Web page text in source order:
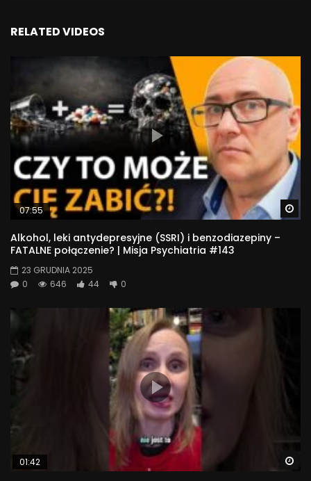
RELATED VIDEOS
07:55
Alkohol, leki antydepresyjne (SSRI) i benzodiazepiny –
FATALNE połączenie? | Misja Psychiatria #143
23 GRUDNIA 2025
0
646 44 0
01:42